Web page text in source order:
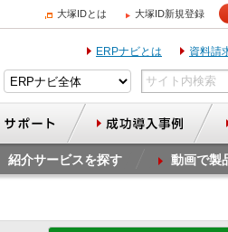
大塚IDとは 大塚ID新規登録
ERPナビとは 資料請
紹介サービスを探す 動画で製